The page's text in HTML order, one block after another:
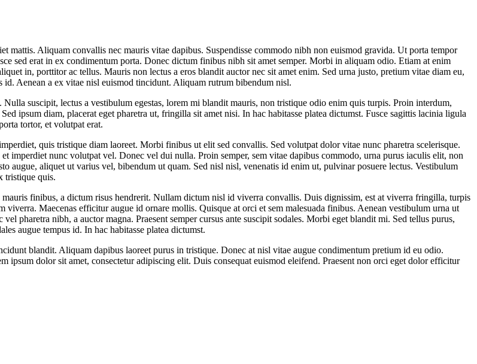
mattis. Aliquam convallis nec mauris vitae dapibus. Suspendisse commodo nibh non euismod gravida. Ut porta tempor
sed erat in ex condimentum porta. Donec dictum finibus nibh sit amet semper. Morbi in aliquam odio. Etiam at enim
in, porttitor ac tellus. Mauris non lectus a eros blandit auctor nec sit amet enim. Sed urna justo, pretium vitae diam eu,
Aenean a ex vitae nisl euismod tincidunt. Aliquam rutrum bibendum nisl.
suscipit, lectus a vestibulum egestas, lorem mi blandit mauris, non tristique odio enim quis turpis. Proin interdum,
ipsum diam, placerat eget pharetra ut, fringilla sit amet nisi. In hac habitasse platea dictumst. Fusce sagittis lacinia ligula
tortor, et volutpat erat.
quis tristique diam laoreet. Morbi finibus ut elit sed convallis. Sed volutpat dolor vitae nunc pharetra scelerisque.
imperdiet nunc volutpat vel. Donec vel dui nulla. Proin semper, sem vitae dapibus commodo, urna purus iaculis elit, non
augue, aliquet ut varius vel, bibendum ut quam. Sed nisl nisl, venenatis id enim ut, pulvinar posuere lectus. Vestibulum
tristique quis.
finibus, a dictum risus hendrerit. Nullam dictum nisl id viverra convallis. Duis dignissim, est at viverra fringilla, turpis
Maecenas efficitur augue id ornare mollis. Quisque at orci et sem malesuada finibus. Aenean vestibulum urna ut
pharetra nibh, a auctor magna. Praesent semper cursus ante suscipit sodales. Morbi eget blandit mi. Sed tellus purus,
augue tempus id. In hac habitasse platea dictumst.
blandit. Aliquam dapibus laoreet purus in tristique. Donec at nisl vitae augue condimentum pretium id eu odio.
ipsum dolor sit amet, consectetur adipiscing elit. Duis consequat euismod eleifend. Praesent non orci eget dolor efficitur